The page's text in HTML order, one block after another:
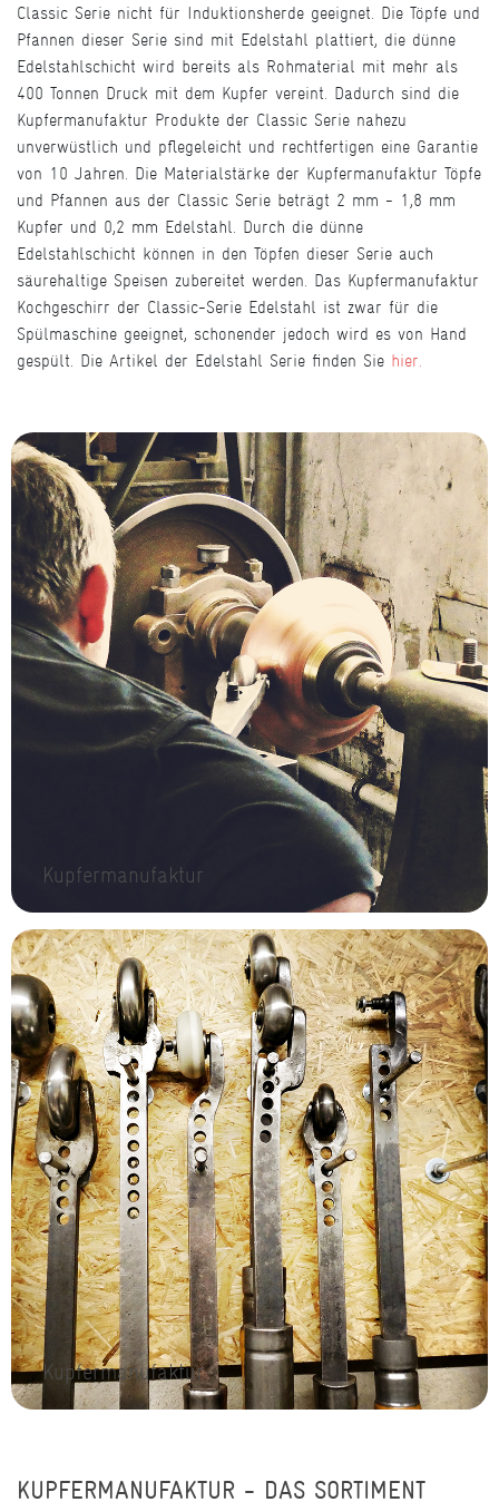
Classic Serie nicht für Induktionsherde geeignet. Die Töpfe und
Pfannen dieser Serie sind mit Edelstahl plattiert, die dünne
Edelstahlschicht wird bereits als Rohmaterial mit mehr als
400 Tonnen Druck mit dem Kupfer vereint. Dadurch sind die
Kupfermanufaktur Produkte der Classic Serie nahezu
unverwüstlich und pflegeleicht und rechtfertigen eine Garantie
von 10 Jahren. Die Materialstärke der Kupfermanufaktur Töpfe
und Pfannen aus der Classic Serie beträgt 2 mm - 1,8 mm
Kupfer und 0,2 mm Edelstahl. Durch die dünne
Edelstahlschicht können in den Töpfen dieser Serie auch
säurehaltige Speisen zubereitet werden. Das Kupfermanufaktur
Kochgeschirr der Classic-Serie Edelstahl ist zwar für die
Spülmaschine geeignet, schonender jedoch wird es von Hand
gespült. Die Artikel der Edelstahl Serie finden Sie hier.
Kupfermanufaktur
Kupfermanufaktur
KUPFERMANUFAKTUR - DAS SORTIMENT